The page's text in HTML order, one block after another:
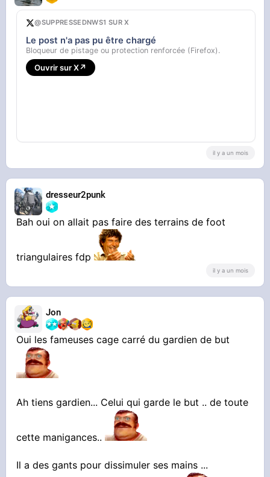
@SUPPRESSEDNWS1 SUR X
Le post n'a pas pu être chargé
Bloqueur de pistage ou protection renforcée (Firefox).
Ouvrir sur X↗
il y a un mois
dresseur2punk
Bah oui on allait pas faire des terrains de foot
triangulaires fdp
il y a un mois
Jon
Oui les fameuses cage carré du gardien de but
Ah tiens gardien... Celui qui garde le but .. de toute
cette manigances..
Il a des gants pour dissimuler ses mains ...